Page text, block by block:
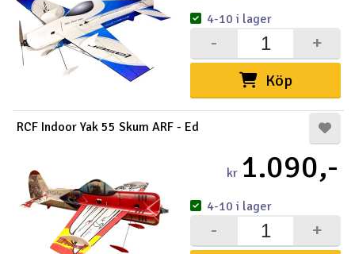
Köp
+
-
4-10 i lager
RCF Indoor Yak 55 Skum ARF - Ed
kr 1.090,-
+
-
4-10 i lager